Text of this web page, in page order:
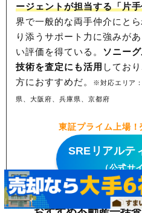
ージェントが担当する「片
界で一般的な両手仲介にと
り添うサポート力に強みが
い評価を得ている。 ソニー
技術を査定にも活用 してお
方におすすめだ。
※対応エリア
県、大阪府、兵庫県、京都府
東証プライム上場！
SREリアルテ
（公式サ